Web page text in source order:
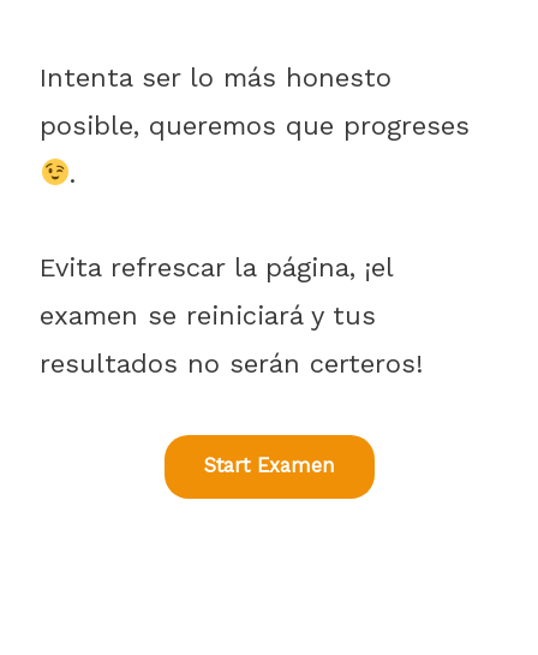
Intenta ser lo más honesto
posible, queremos que progreses
.
Evita refrescar la página, ¡el
examen se reiniciará y tus
resultados no serán certeros!